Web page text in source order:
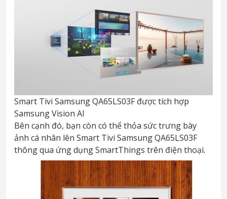
Smart Tivi Samsung QA65LS03F được tích hợp
Samsung Vision AI
Bên cạnh đó, bạn còn có thể thỏa sức trưng bày
ảnh cá nhân lên Smart Tivi Samsung QA65LS03F
thông qua ứng dụng SmartThings trên điện thoại.